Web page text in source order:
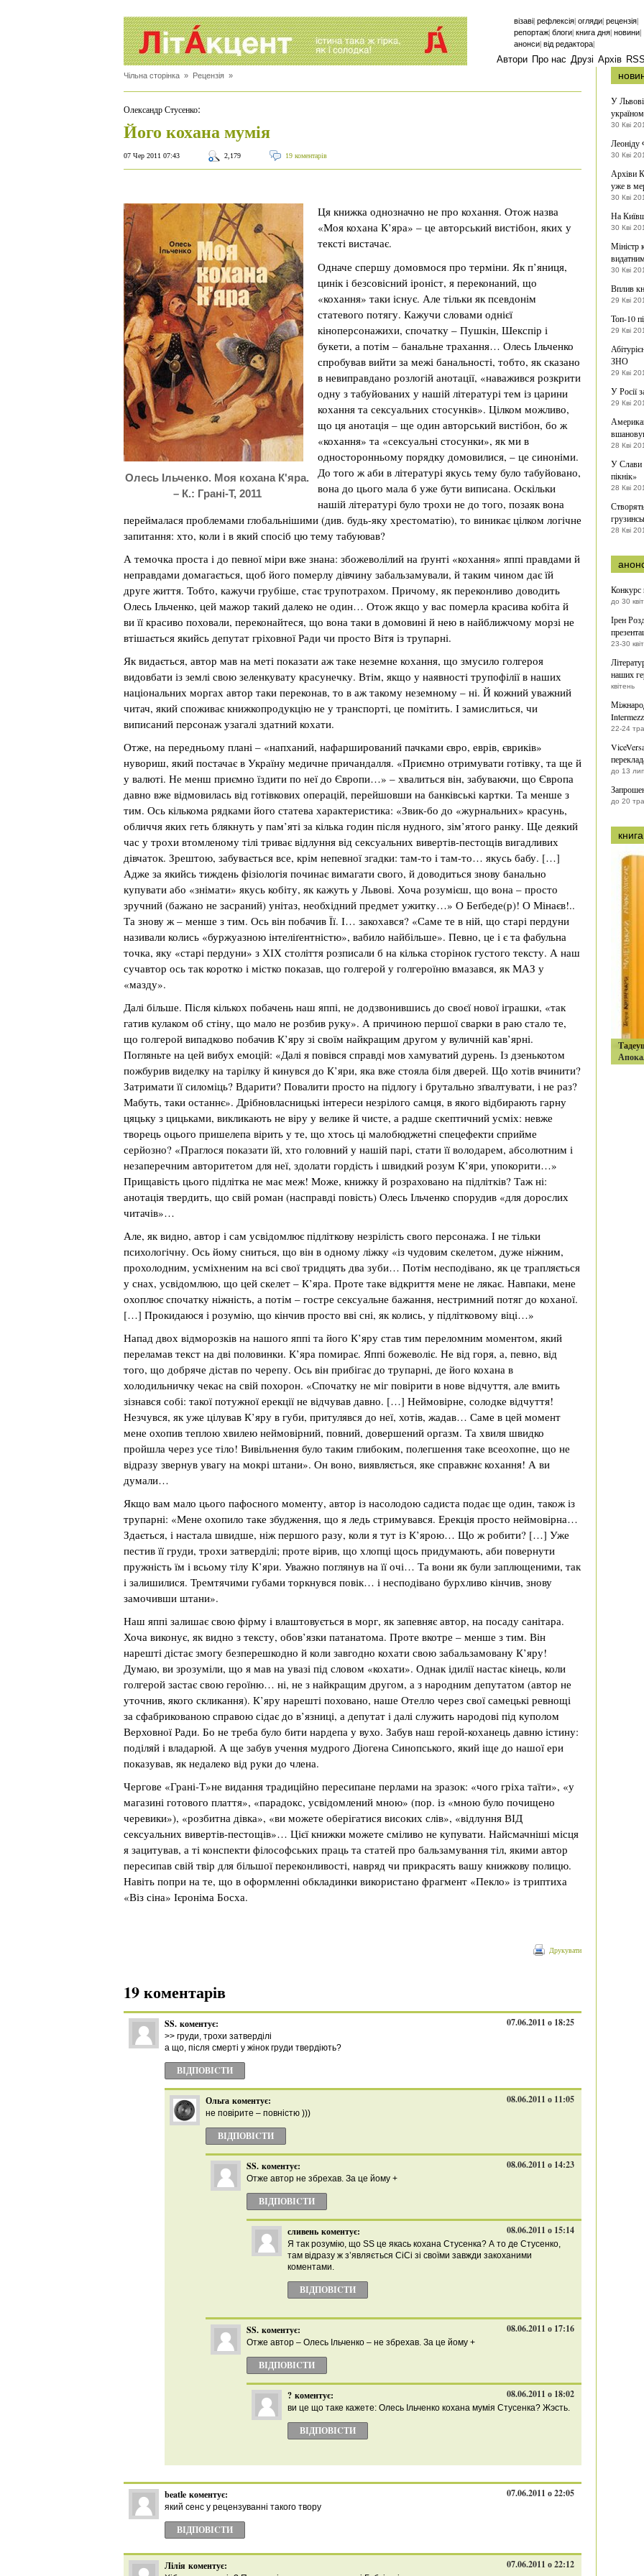
візаві| рефлексія| огляди| рецензія|
репортаж| блоги| книга дня| новини|
анонси| від редактора|
Автори Про нас Друзі Архів RSS
Чільна сторінка » Рецензія »
Олександр Стусенко:
Його кохана мумія
07 Чер 2011 07:43 2,179 19 коментарів
Олесь Ільченко. Моя кохана К'яра.
– К.: Грані-Т, 2011
Ця книжка однозначно не про кохання. Отож назва
«Моя кохана К’яра» – це авторський вистібон, яких у
тексті вистачає.
Одначе спершу домовмося про терміни. Як п’яниця,
цинік і безсовісний іроніст, я переконаний, що
«кохання» таки існує. Але тільки як псевдонім
статевого потягу. Кажучи словами однієї
кіноперсонажихи, спочатку – Пушкін, Шекспір і
букети, а потім – банальне трахання… Олесь Ільченко
спробував вийти за межі банальності, тобто, як сказано
в невиправдано розлогій анотації, «наважився розкрити
одну з табуйованих у нашій літературі тем із царини
кохання та сексуальних стосунків». Цілком можливо,
що ця анотація – ще один авторський вистібон, бо ж
«кохання» та «сексуальні стосунки», як ми в
односторонньому порядку домовилися, – це синоніми.
До того ж аби в літературі якусь тему було табуйовано,
вона до цього мала б уже бути виписана. Оскільки
нашій літературі було трохи не до того, позаяк вона
переймалася проблемами глобальнішими (див. будь-яку хрестоматію), то виникає цілком логічне
запитання: хто, коли і в який спосіб цю тему табуював?
А темочка проста і до певної міри вже знана: збожеволілий на ґрунті «кохання» яппі правдами й
неправдами домагається, щоб його померлу дівчину забальзамували, й таким чином дає їй
друге життя. Тобто, кажучи грубіше, стає трупотрахом. Причому, як переконливо доводить
Олесь Ільченко, цей мажор такий далеко не один… Отож якщо у вас померла красива кобіта й
ви її красиво поховали, переконайтеся, що вона таки в домовині й нею в найближчому морзі не
втішається якийсь депутат гріховної Ради чи просто Вітя із трупарні.
Як видається, автор мав на меті показати аж таке неземне кохання, що змусило голгероя
видовбати із землі свою зеленкувату красунечку. Втім, якщо у наявності трупофілії в наших
національних моргах автор таки переконав, то в аж такому неземному – ні. Й кожний уважний
читач, який споживає книжкопродукцію не у транспорті, це помітить. І замислиться, чи
виписаний персонаж узагалі здатний кохати.
Отже, на передньому плані – «напханий, нафарширований пачками євро, еврів, євриків»
нувориш, який постачає в Україну медичне причандалля. «Приємно отримувати готівку, та ще й
у валюті. Не менш приємно їздити по неї до Європи…» – хвалиться він, забуваючи, що Європа
давно вже відмовилась від готівкових операцій, перейшовши на банківські картки. Та менше з
тим. Ось кількома рядками його статева характеристика: «Звик-бо до «журнальних» красунь,
обличчя яких геть блякнуть у пам’яті за кілька годин після нудного, зім’ятого ранку. Ще деякий
час у трохи втомленому тілі триває відлуння від сексуальних вивертів-пестощів вигадливих
дівчаток. Зрештою, забувається все, крім непевної згадки: там-то і там-то… якусь бабу. […]
Адже за якийсь тиждень фізіологія починає вимагати свого, й доводиться знову банально
купувати або «знімати» якусь кобіту, як кажуть у Львові. Хоча розумієш, що вона – просто
зручний (бажано не засраний) унітаз, необхідний предмет ужитку…» О Беґбеде(р)! О Мінаєв!..
Та знову ж – менше з тим. Ось він побачив Її. І… закохався? «Саме те в ній, що старі пердуни
називали колись «буржуазною інтеліґентністю», вабило найбільше». Певно, це і є та фабульна
точка, яку «старі пердуни» з ХІХ століття розписали б на кілька сторінок густого тексту. А наш
сучавтор ось так коротко і містко показав, що голгерой у голгероїню вмазався, як МАЗ у
«мазду».
Далі більше. Після кількох побачень наш яппі, не додзвонившись до своєї нової іграшки, «так
гатив кулаком об стіну, що мало не розбив руку». А причиною першої сварки в раю стало те,
що голгерой випадково побачив К’яру зі своїм найкращим другом у вуличній кав’ярні.
Погляньте на цей вибух емоцій: «Далі я повівся справді мов хамуватий дурень. Із дзенькотом
пожбурив виделку на тарілку й кинувся до К’яри, яка вже стояла біля дверей. Що хотів вчинити?
Затримати її силоміць? Вдарити? Повалити просто на підлогу і брутально зґвалтувати, і не раз?
Мабуть, таки останнє». Дрібновласницькі інтереси незрілого самця, в якого відбирають гарну
цяцьку з цицьками, викликають не віру у велике й чисте, а радше скептичний усміх: невже
творець оцього пришелепа вірить у те, що хтось ці малобюджетні спецефекти сприйме
серйозно? «Праглося показати їй, хто головний у нашій парі, стати її володарем, абсолютним і
незаперечним авторитетом для неї, здолати гордість і швидкий розум К’яри, упокорити…»
Прищавість цього підлітка не має меж! Може, книжку й розраховано на підлітків? Таж ні:
анотація твердить, що свій роман (насправді повість) Олесь Ільченко спорудив «для дорослих
читачів»…
Але, як видно, автор і сам усвідомлює підліткову незрілість свого персонажа. І не тільки
психологічну. Ось йому сниться, що він в одному ліжку «із чудовим скелетом, дуже ніжним,
прохолодним, усміхненим на всі свої тридцять два зуби… Потім несподівано, як це трапляється
у снах, усвідомлюю, що цей скелет – К’яра. Проте таке відкриття мене не лякає. Навпаки, мене
охоплює спочатку ніжність, а потім – гостре сексуальне бажання, нестримний потяг до коханої.
[…] Прокидаюся і розумію, що кінчив просто вві сні, як колись, у підлітковому віці…»
Напад двох відморозків на нашого яппі та його К’яру став тим переломним моментом, який
переламав текст на дві половинки. К’яра помирає. Яппі божеволіє. Не від горя, а, певно, від
того, що добряче дістав по черепу. Ось він прибігає до трупарні, де його кохана в
холодильничку чекає на свій похорон. «Спочатку не міг повірити в нове відчуття, але вмить
зізнався собі: такої потужної ерекції не відчував давно. […] Неймовірне, солодке відчуття!
Незчувся, як уже цілував К’яру в губи, притулявся до неї, хотів, жадав… Саме в цей момент
мене охопив теплою хвилею неймовірний, повний, довершений оргазм. Та хвиля швидко
пройшла через усе тіло! Вивільнення було таким глибоким, полегшення таке всеохопне, що не
відразу звернув увагу на мокрі штани». Он воно, виявляється, яке справжнє кохання! А ви
думали…
Якщо вам мало цього пафосного моменту, автор із насолодою садиста подає ще один, також із
трупарні: «Мене охопило таке збудження, що я ледь стримувався. Ерекція просто неймовірна…
Здається, і настала швидше, ніж першого разу, коли я тут із К’ярою… Що ж робити? […] Уже
пестив її груди, трохи затверділі; проте вірив, що хлопці щось придумають, аби повернути
пружність їм і всьому тілу К’яри. Уважно поглянув на її очі… Та вони як були заплющеними, так
і залишилися. Тремтячими губами торкнувся повік… і несподівано бурхливо кінчив, знову
замочивши штани».
Наш яппі залишає свою фірму і влаштовується в морг, як запевняє автор, на посаду санітара.
Хоча виконує, як видно з тексту, обов’язки патанатома. Проте вкотре – менше з тим. Він
нарешті дістає змогу безперешкодно й коли завгодно кохати свою забальзамовану К’яру!
Думаю, ви зрозуміли, що я мав на увазі під словом «кохати». Однак ідилії настає кінець, коли
голгерой застає свою героїню… ні, не з найкращим другом, а з народним депутатом (автор не
уточнив, якого скликання). К’яру нарешті поховано, наше Отелло через свої самецькі ревнощі
за сфабрикованою справою сідає до в’язниці, а депутат і далі служить народові під куполом
Верховної Ради. Бо не треба було бити нардепа у вухо. Забув наш герой-коханець давню істину:
поділяй і владарюй. А ще забув учення мудрого Діогена Синопського, який іще до нашої ери
показував, як недалеко від руки до члена.
Чергове «Грані-Т»не видання традиційно пересипане перлами на зразок: «чого гріха таїти», «у
магазині готового плаття», «парадокс, усвідомлений мною» (пор. із «мною було почищено
черевики»), «розбитна дівка», «ви можете оберігатися високих слів», «відлуння ВІД
сексуальних вивертів-пестощів»… Цієї книжки можете сміливо не купувати. Найсмачніші місця
я зацитував, а ті конспекти філософських праць та статей про бальзамування тіл, якими автор
пересипав свій твір для більшої переконливості, навряд чи прикрасять вашу книжкову полицю.
Навіть попри на те, що в оформленні обкладинки використано фрагмент «Пекло» із триптиха
«Віз сіна» Ієроніма Босха.
Друкувати
19 коментарів
SS. коментує: 07.06.2011 о 18:25
>> груди, трохи затверділі
а що, після смерті у жінок груди твердіють?
ВІДПОВІCТИ
Ольга коментує: 08.06.2011 о 11:05
не повірите – повністю )))
ВІДПОВІCТИ
SS. коментує: 08.06.2011 о 14:23
Отже автор не збрехав. За це йому +
ВІДПОВІCТИ
сливень коментує: 08.06.2011 о 15:14
Я так розумію, що SS це якась кохана Стусенка? А то де Стусенко,
там відразу ж з’являється СіСі зі своїми завжди закоханими
коментами.
ВІДПОВІCТИ
SS. коментує: 08.06.2011 о 17:16
Отже автор – Олесь Ільченко – не збрехав. За це йому +
ВІДПОВІCТИ
? коментує: 08.06.2011 о 18:02
ви це що таке кажете: Олесь Ільченко кохана мумія Стусенка? Жэсть.
ВІДПОВІCТИ
beatle коментує: 07.06.2011 о 22:05
який сенс у рецензуванні такого твору
ВІДПОВІCТИ
Лілія коментує: 07.06.2011 о 22:12
У
30 Кві
Леоніду
30 Кві
Архіви
уже в
30 Кві
На
30 Кві
Міністр
30 Кві
Вплив
29 Кві
Топ-10
29 Кві
ЗНО
29 Кві
У Росії
29 Кві
28 Кві
У Слави
пікнік»
28 Кві
28 Кві
до 30
Ірен
23-30
наших
квітень
22-24
до 13
до 20